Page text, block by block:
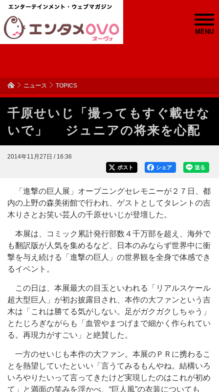
MENU
ニュース TOPICS
千原せいじ「撮ってもすぐ載せな
いで」 ジュニアの将来を心配
2014年11月27日 / 16:36
送る
シェア
ポスト
「進撃の巨人展」オープニングセレモニーが２７日、都
内の上野の森美術館で行われ、ゲストとしてタレントの吉
木りさとお笑い芸人の千原せいじが登壇した。
本展は、コミック累計発行部数４千万部を超え、海外で
も翻訳版が人気を集めるなど、日本のみならず世界中に衝
撃を与え続ける「進撃の巨人」の世界観を全身で体感でき
るイベント。
この日は、本展最大の目玉といわれる「リアルスケール
超大型巨人」が初お披露目され、本作の大ファンという吉
木は「これは勝てる気がしない。足がガクガクしちゃう」
とたじろぎながらも「血管やまつげまで細かく作られてい
る。再現力がすごい」と絶賛した。
一方のせいじも本作の大ファン。本展のＰＲに携わるこ
とを熱望していたといい「言うてみるもんやね。結構いろ
いろやりたいって言ってきたけど実現したのはこれが初め
て」と満面の笑みを浮かべ、“巨人風”の衣装についても